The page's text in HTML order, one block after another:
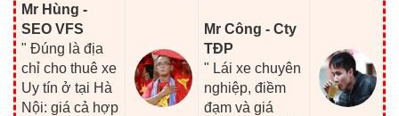
Mr Hùng -
SEO VFS
" Đúng là địa
chỉ cho thuê xe
Uy tín ở tại Hà
Nội: giá cả hợp
Mr Công - Cty
TĐP
" Lái xe chuyên
nghiệp, điềm
đạm và giá